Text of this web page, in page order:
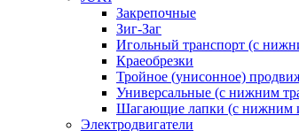
Закрепочные
Зиг-Заг
Игольный транспорт (с
Краеобрезки
Тройное (унисонное)
Универсальные (с нижним
Шагающие лапки (с нижним
Электродвигатели